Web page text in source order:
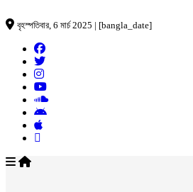
বৃহস্পতিবার, 6 মার্চ 2025 | [bangla_date]